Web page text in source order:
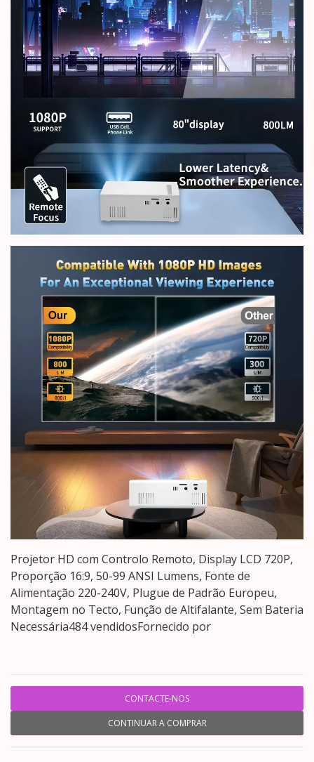
Projetor HD com Controlo Remoto, Display LCD 720P,
Proporção 16:9, 50-99 ANSI Lumens, Fonte de
Alimentação 220-240V, Plugue de Padrão Europeu,
Montagem no Tecto, Função de Altifalante, Sem Bateria
Necessária484 vendidosFornecido por
CONTACTE-NOS
CONTINUAR A COMPRAR